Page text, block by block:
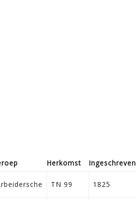
Herkomst Ingeschreven
TN 99 1825